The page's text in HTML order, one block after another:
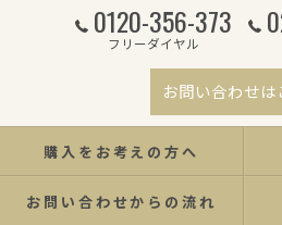
0120-356-373
フリーダイヤル
お問い合わせは
購入をお考えの方へ
お問い合わせからの流れ